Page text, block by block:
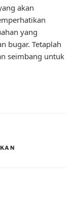
akan
yang
bugar. Tetaplah
seimbang untuk